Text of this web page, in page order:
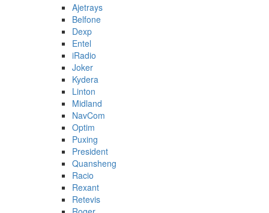
Ajetrays
Belfone
Dexp
Entel
iRadio
Joker
Kydera
Linton
Midland
NavCom
Optim
Puxing
President
Quansheng
Racio
Rexant
Retevis